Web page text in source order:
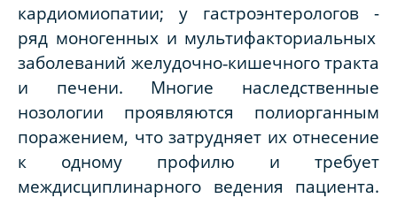
кардиомиопатии; у гастроэнтерологов -
ряд моногенных и мультифакториальных
заболеваний желудочно‑кишечного тракта
и печени. Многие наследственные
нозологии проявляются полиорганным
поражением, что затрудняет их отнесение
к одному профилю и требует
междисциплинарного ведения пациента.